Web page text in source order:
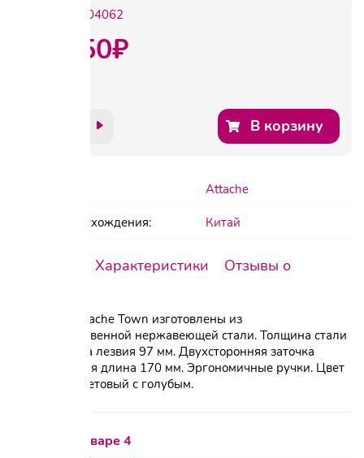
604062
310.50₽
В корзину
Attache
Страна происхождения: Китай
Характеристики
Отзывы о
Ножницы Attache Town изготовлены из
высококачественной нержавеющей стали. Толщина стали
1,8 мм. Длина лезвия 97 мм. Двухсторонняя заточка
лезвий. Общая длина 170 мм. Эргономичные ручки. Цвет
ручек - фиолетовый с голубым.
Отзывы о товаре 4